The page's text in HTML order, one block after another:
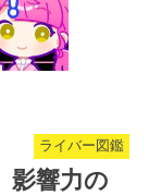
ライバー図鑑
影響力の